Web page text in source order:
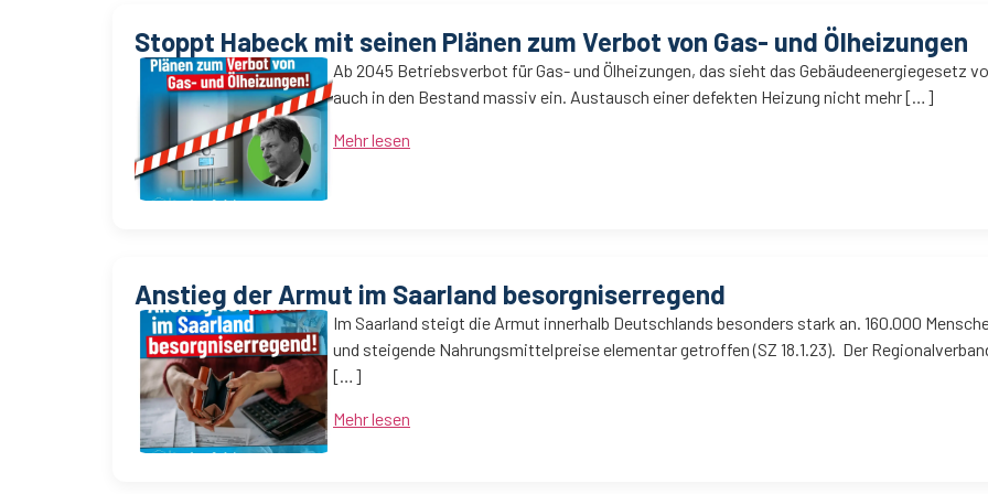
Stoppt Habeck mit seinen Plänen zum Verbot von Gas- und Ölheizungen
Ab 2045 Betriebsverbot für Gas- und Ölheizungen, das sieht das Gebäudeenergiegesetz
auch in den Bestand massiv ein. Austausch einer defekten Heizung nicht mehr […]
Mehr lesen
Anstieg der Armut im Saarland besorgniserregend
Im Saarland steigt die Armut innerhalb Deutschlands besonders stark an. 160.000
und steigende Nahrungsmittelpreise elementar getroffen (SZ 18.1.23). Der
[…]
Mehr lesen